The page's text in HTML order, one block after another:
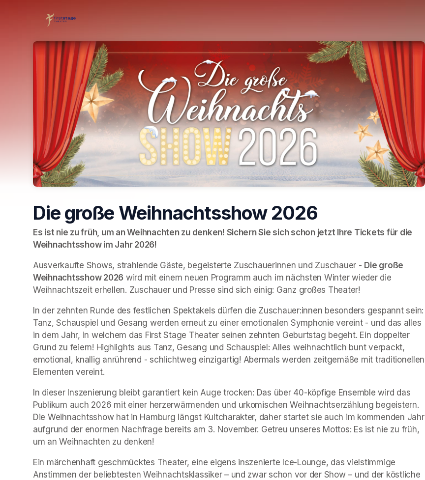
Die große Weihnachtsshow 2026
Es ist nie zu früh, um an Weihnachten zu denken! Sichern Sie sich schon jetzt Ihre Tickets für die
Weihnachtsshow im Jahr 2026!
Ausverkaufte Shows, strahlende Gäste, begeisterte Zuschauerinnen und Zuschauer - Die große
Weihnachtsshow 2026 wird mit einem neuen Programm auch im nächsten Winter wieder die
Weihnachtszeit erhellen. Zuschauer und Presse sind sich einig: Ganz großes Theater!
In der zehnten Runde des festlichen Spektakels dürfen die Zuschauer:innen besonders gespannt sein:
Tanz, Schauspiel und Gesang werden erneut zu einer emotionalen Symphonie vereint - und das alles
in dem Jahr, in welchem das First Stage Theater seinen zehnten Geburtstag begeht. Ein doppelter
Grund zu feiern! Highlights aus Tanz, Gesang und Schauspiel: Alles weihnachtlich bunt verpackt,
emotional, knallig anrührend - schlichtweg einzigartig! Abermals werden zeitgemäße mit traditionellen
Elementen vereint.
In dieser Inszenierung bleibt garantiert kein Auge trocken: Das über 40-köpfige Ensemble wird das
Publikum auch 2026 mit einer herzerwärmenden und urkomischen Weihnachtserzählung begeistern.
Die Weihnachtsshow hat in Hamburg längst Kultcharakter, daher startet sie auch im kommenden Jahr
aufgrund der enormen Nachfrage bereits am 3. November. Getreu unseres Mottos: Es ist nie zu früh,
um an Weihnachten zu denken!
Ein märchenhaft geschmücktes Theater, eine eigens inszenierte Ice-Lounge, das vielstimmige
Anstimmen der beliebtesten Weihnachtsklassiker – und zwar schon vor der Show – und der köstliche